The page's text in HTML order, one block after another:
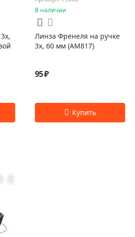
В наличии
Линза Френеля на ручке
3x, 60 мм (АМ817)
95 ₽